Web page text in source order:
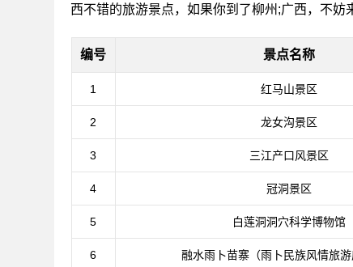
西不错的旅游景点，如果你到了柳州;广西，不妨
编号 景点名称
1 红马山景区
2 龙女沟景区
3 三江产口风景区
4 冠洞景区
5 白莲洞洞穴科学博物馆
6 融水雨卜苗寨（雨卜民族风情旅游